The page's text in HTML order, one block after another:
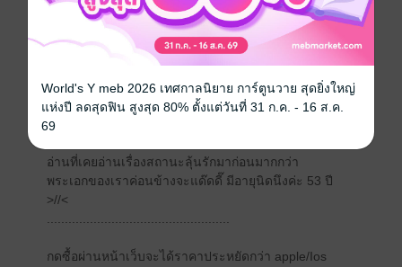
“ผมไม่อนุญาตให้ลูกจ้างคุยกับผู้ชายนอกเวลางานครับ”
...............................................
แนวโรมานซ์ มีตลกกับดราม่านิดหน่อย รวมๆ แล้วสุขนิยม
จบแฮปปี้
ตัวละครเชื่อมโยงมาจากนิยายเรื่องสถานะลุ้นรัก เนื้อหา
สองเรื่องไม่ต่อเนื่องกัน อยู่คนละช่วงเวลาค่ะ
อ่านที่เคยอ่านเรื่องสถานะลุ้นรักมาก่อนมากกว่า
พระเอกของเราค่อนข้างจะแด๊ดดี๊ มีอายุนิดนึงค่ะ 53 ปี
>//<
กดซื้อผ่านหน้าเว็บจะได้ราคาประหยัดกว่า apple/Ios
World's Y meb 2026 เทศกาลนิยาย การ์ตูนวาย สุดยิ่งใหญ่
แห่งปี ลดสุดฟิน สูงสุด 80% ตั้งแต่วันที่ 31 ก.ค. - 16 ส.ค.
69